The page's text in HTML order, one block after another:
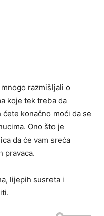
razmišljali o
koje tek treba da
konačno moći da se
Ono što je
da će vam sreća
pravaca.
lijepih susreta i